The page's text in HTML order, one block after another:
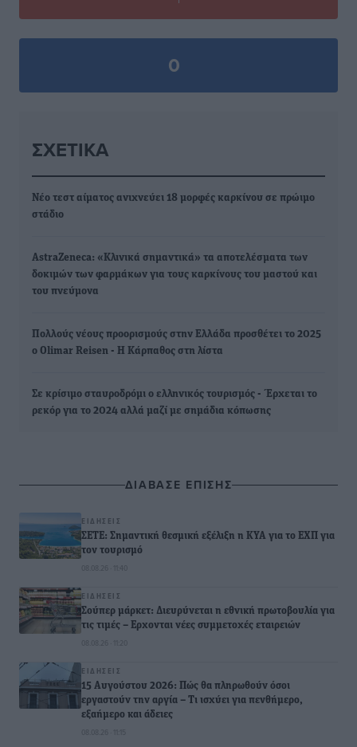
0
ΣΧΕΤΙΚΆ
Νέο τεστ αίματος ανιχνεύει 18 μορφές καρκίνου σε πρώιμο
στάδιο
AstraZeneca: «Κλινικά σημαντικά» τα αποτελέσματα των
δοκιμών των φαρμάκων για τους καρκίνους του μαστού και
του πνεύμονα
Πολλούς νέους προορισμούς στην Ελλάδα προσθέτει το 2025
ο Olimar Reisen - Η Κάρπαθος στη λίστα
Σε κρίσιμο σταυροδρόμι ο ελληνικός τουρισμός - Έρχεται το
ρεκόρ για το 2024 αλλά μαζί με σημάδια κόπωσης
ΔΙΑΒΑΣΕ ΕΠΙΣΗΣ
ΕΙΔΉΣΕΙΣ
ΣΕΤΕ: Σημαντική θεσμική εξέλιξη η ΚΥΑ για το ΕΧΠ για
τον τουρισμό
08.08.26 · 11:40
ΕΙΔΉΣΕΙΣ
Σούπερ μάρκετ: Διευρύνεται η εθνική πρωτοβουλία για
τις τιμές – Eρχονται νέες συμμετοχές εταιρειών
08.08.26 · 11:20
ΕΙΔΉΣΕΙΣ
15 Αυγούστου 2026: Πώς θα πληρωθούν όσοι
εργαστούν την αργία – Τι ισχύει για πενθήμερο,
εξαήμερο και άδειες
08.08.26 · 11:15